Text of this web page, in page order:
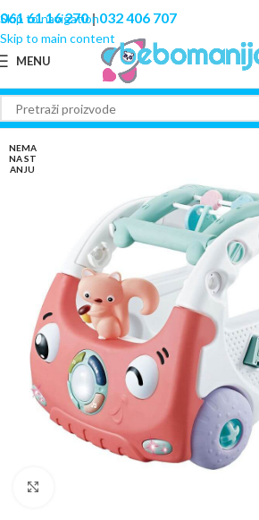
Skip to navigation
Skip to main content
061 61 16 270|032 406 707
MENU
NEMA
NA ST
ANJU